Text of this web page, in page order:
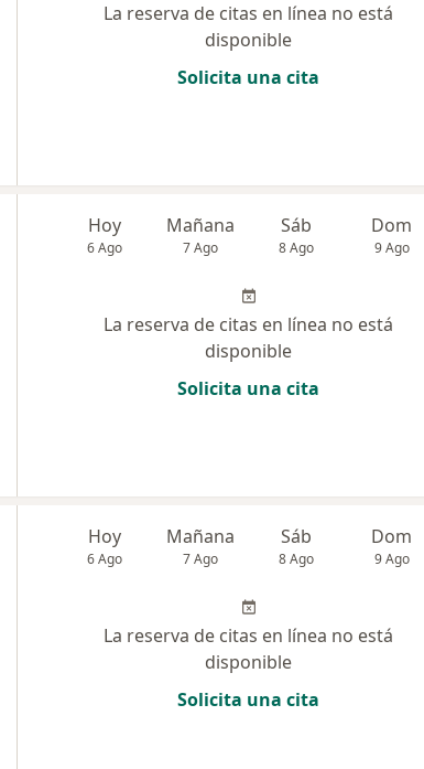
La reserva de citas en línea no está
disponible
Solicita una cita
Hoy
6 Ago
Mañana
7 Ago
Sáb
8 Ago
Dom
9 Ago
La reserva de citas en línea no está
disponible
Solicita una cita
Hoy
6 Ago
Mañana
7 Ago
Sáb
8 Ago
Dom
9 Ago
La reserva de citas en línea no está
disponible
Solicita una cita